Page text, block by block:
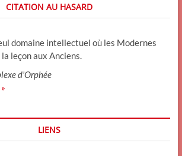
CITATION AU HASARD
domaine intellectuel où les Modernes
leçon aux Anciens.
d’Orphée
LIENS